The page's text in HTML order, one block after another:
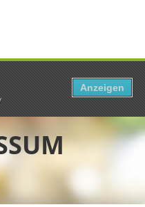
Anzeigen